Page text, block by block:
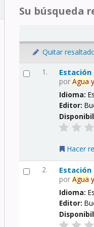
Su búsqueda
Quitar
1.
porAgua
Idioma:
Editor:
Hacer
2.
porAgua
Idioma:
Editor: